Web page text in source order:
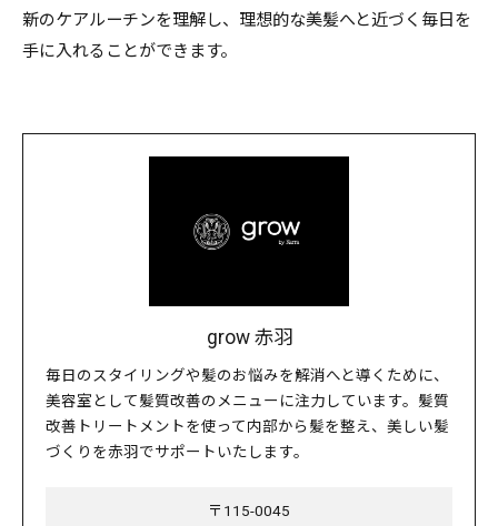
新のケアルーチンを理解し、理想的な美髪へと近づく毎日を
手に入れることができます。
grow 赤羽
毎日のスタイリングや髪のお悩みを解消へと導くために、
美容室として髪質改善のメニューに注力しています。髪質
改善トリートメントを使って内部から髪を整え、美しい髪
づくりを赤羽でサポートいたします。
〒115-0045